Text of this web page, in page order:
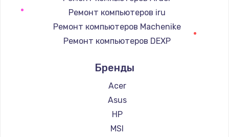
Заказать
Замена сенсорного датчика
1300 руб.
Заказать
Замена сигнальной лампы
1200 руб.
Ремонт компьютеров iru
Ремонт компьютеров Machenike
Ремонт компьютеров DEXP
Ремонт компьютеров Intel
Ремонт компьютеров Beelink
Ремонт компьютеров CHUWI
Бренды
Acer
Asus
HP
MSI